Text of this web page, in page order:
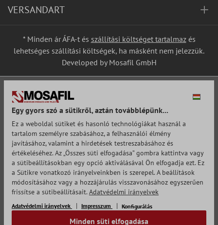
VERSANDART
* Minden ár ÁFA-t és szállítási költséget tartalmazés
lehetséges szállítási költségek, ha másként nem jelezzük.
Developed by Mosafil GmbH
Egy gyors szó a sütikről, aztán továbblépünk...
Ez a weboldal sütiket és hasonló technológiákat használ a
tartalom személyre szabásához, a felhasználói élmény
javításához, valamint a hirdetések testreszabásához és
értékeléséhez. Az „Összes süti elfogadása” gombra kattintva vagy
a sütibeállításokban egy opció aktiválásával Ön elfogadja ezt. Ez
a Sütikre vonatkozó irányelveinkben is szerepel. A beállítások
módosításához vagy a hozzájárulás visszavonásához egyszerűen
frissítse a sütibeállításait. Adatvédelmi irányelvek
Adatvédelmi irányelvek Impresszum Konfigurálás
Minden süti elfogadása